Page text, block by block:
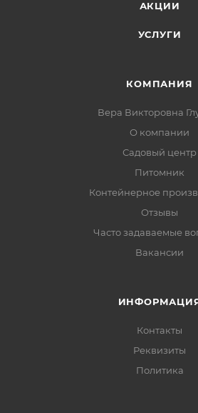
АКЦИИ
УСЛУГИ
КОМПАНИЯ
Вера Викторовна
О компании
Садовый центр
Питомник
Контейнерное
Отзывы
Часто задаваемые
Вакансии
Контакты
Реквизиты
Политика